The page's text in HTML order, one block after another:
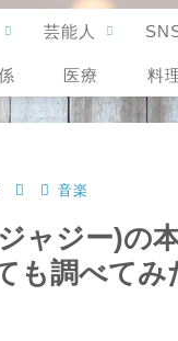
芸能人
医療 料
音楽
ャジー)の
も調べてみ